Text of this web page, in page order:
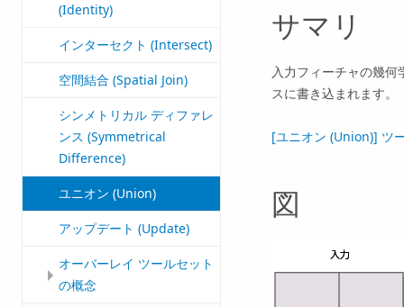
(Identity)
インターセクト (Intersect)
空間結合 (Spatial Join)
シンメトリカル ディファレ
ンス (Symmetrical
Difference)
ユニオン (Union)
アップデート (Update)
オーバーレイ ツールセット
の概念
サマリ
入力フィーチャの幾
スに書き込まれます。
[ユニオン (Union)] ツ
図